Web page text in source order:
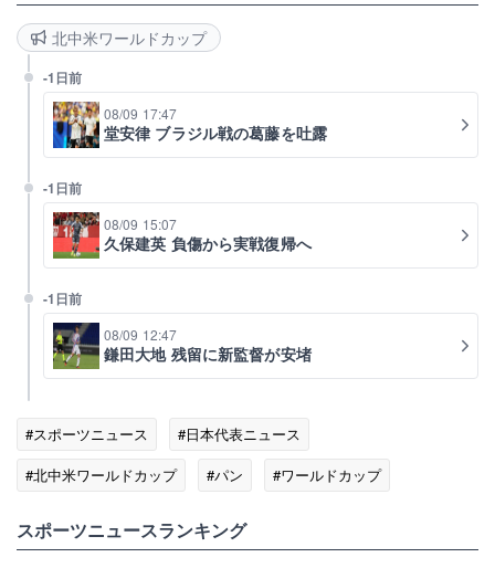
北中米ワールドカップ
-1日前
08/09 17:47
堂安律 ブラジル戦の葛藤を吐露
-1日前
08/09 15:07
久保建英 負傷から実戦復帰へ
-1日前
08/09 12:47
鎌田大地 残留に新監督が安堵
#スポーツニュース
#日本代表ニュース
#北中米ワールドカップ
#パン
#ワールドカップ
スポーツニュースランキング